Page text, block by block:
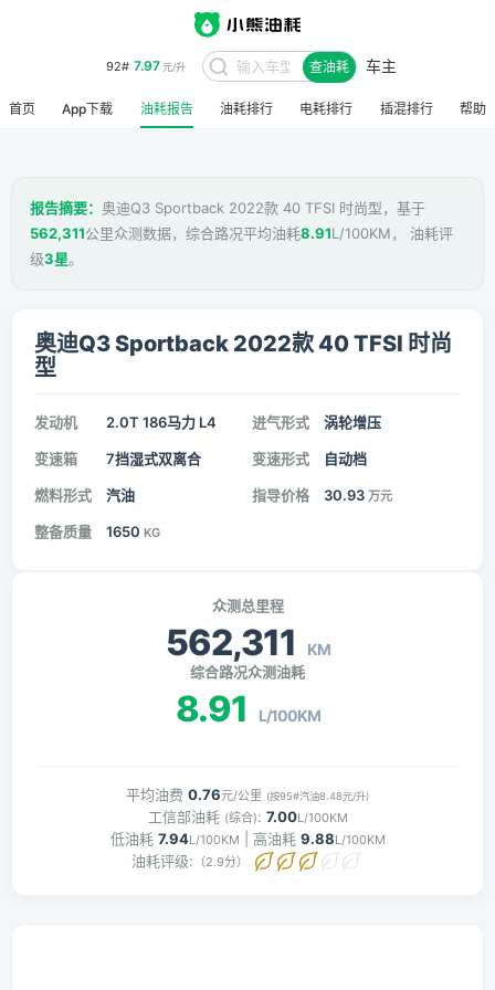
92# 7.97元/升 查油耗 车主
首页 App下载 油耗报告 油耗排行 电耗排行 插混排行 帮助
报告摘要： 奥迪Q3 Sportback 2022款 40 TFSI 时尚型，基于
562,311公里众测数据，综合路况平均油耗8.91L/100KM， 油耗评
级3星。
奥迪Q3 Sportback 2022款 40 TFSI 时尚
型
发动机 2.0T 186马力 L4 进气形式 涡轮增压
变速箱 7挡湿式双离合 变速形式 自动档
燃料形式 汽油 指导价格 30.93 万元
整备质量 1650 KG
众测总里程
562,311 KM
综合路况众测油耗
8.91 L/100KM
平均油费 0.76元/公里 (按95#汽油8.48元/升)
工信部油耗 (综合): 7.00L/100KM
低油耗 7.94L/100KM | 高油耗 9.88L/100KM
油耗评级: （2.9分）